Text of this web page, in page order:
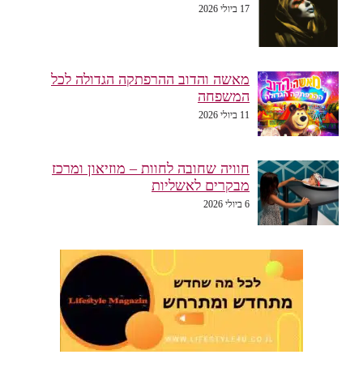
מאשה והדוב ההרפתקה הגדולה לכל
המשפחה
11 ביולי 2026
חוויה שחובה לחוות – מוזיאון ומרכז
מבקרים לאשליות
6 ביולי 2026